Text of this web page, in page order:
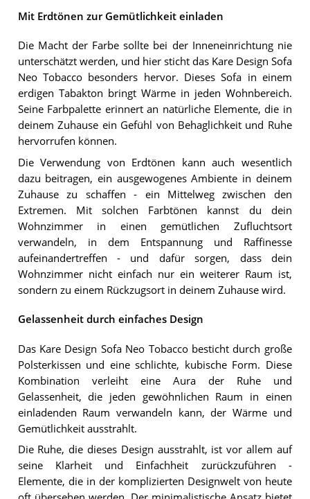
Mit Erdtönen zur Gemütlichkeit einladen
Die Macht der Farbe sollte bei der Inneneinrichtung nie
unterschätzt werden, und hier sticht das Kare Design Sofa
Neo Tobacco besonders hervor. Dieses Sofa in einem
erdigen Tabakton bringt Wärme in jeden Wohnbereich.
Seine Farbpalette erinnert an natürliche Elemente, die in
deinem Zuhause ein Gefühl von Behaglichkeit und Ruhe
hervorrufen können.
Die Verwendung von Erdtönen kann auch wesentlich
dazu beitragen, ein ausgewogenes Ambiente in deinem
Zuhause zu schaffen - ein Mittelweg zwischen den
Extremen. Mit solchen Farbtönen kannst du dein
Wohnzimmer in einen gemütlichen Zufluchtsort
verwandeln, in dem Entspannung und Raffinesse
aufeinandertreffen - und dafür sorgen, dass dein
Wohnzimmer nicht einfach nur ein weiterer Raum ist,
sondern zu einem Rückzugsort in deinem Zuhause wird.
Gelassenheit durch einfaches Design
Das Kare Design Sofa Neo Tobacco besticht durch große
Polsterkissen und eine schlichte, kubische Form. Diese
Kombination verleiht eine Aura der Ruhe und
Gelassenheit, die jeden gewöhnlichen Raum in einen
einladenden Raum verwandeln kann, der Wärme und
Gemütlichkeit ausstrahlt.
Die Ruhe, die dieses Design ausstrahlt, ist vor allem auf
seine Klarheit und Einfachheit zurückzuführen -
Elemente, die in der komplizierten Designwelt von heute